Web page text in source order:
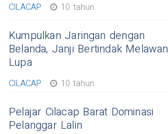
CILACAP 10 tahun
Kumpulkan Jaringan dengan
Belanda, Janji Bertindak Melawan
Lupa
CILACAP 10 tahun
Pelajar Cilacap Barat Dominasi
Pelanggar Lalin